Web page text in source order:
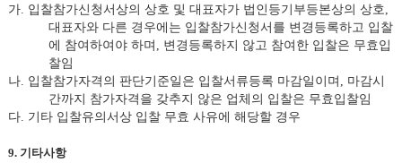
가. 입찰참가신청서상의 상호 및 대표자가 법인등기부등본상의 상호
대표자와 다른 경우에는 입찰참가신청서를 변경등록하고 입찰
에 참여하여야 하며
변경등록하지 않고 참여한 입찰은 무효입
찰임
나. 입찰참가자격의 판단기준일은 입찰서류등록 마감일이며
마감시
간까지 참가자격을 갖추지 않은 업체의 입찰은 무효입찰임
다. 기타 입찰유의서상 입찰 무효 사유에 해당할 경우
9. 기타사항